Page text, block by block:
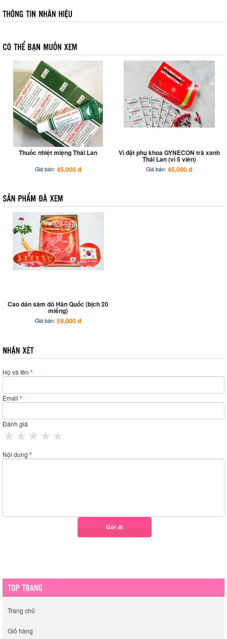
Thuốc nhiệt miệng Thái Lan
Giá bán: 45,000 đ
Vỉ đặt phụ khoa GYNECON trà xanh
Thái Lan (vỉ 5 viên)
Giá bán: 45,000 đ
Cao dán sâm đỏ Hàn Quốc (bịch 20
miếng)
Giá bán: 59,000 đ
Họ và tên *
Email *
Đánh giá
4 stars
3 stars
2 stars
1 star
Nội dung *
Trang chủ
Giỏ hàng